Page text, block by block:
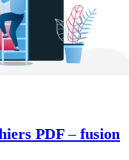
PDF – fusion